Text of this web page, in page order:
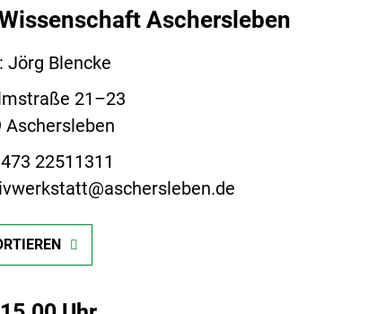
Aschersleben
Jörg Blencke
21–23
Aschersleben
22511311